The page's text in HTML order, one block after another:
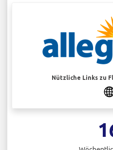
Nützliche Links zu